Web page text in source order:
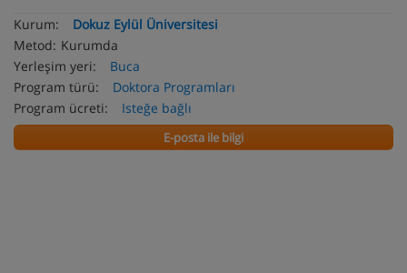
Kurum:
Dokuz Eylül Üniversitesi
Metod: Kurumda
Yerleşim yeri:
Buca
Program türü:
Doktora Programları
Program ücreti:
Isteğe bağlı
E-posta ile bilgi